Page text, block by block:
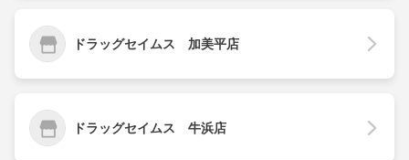
ドラッグセイムス 加美平店
ドラッグセイムス 牛浜店